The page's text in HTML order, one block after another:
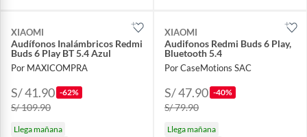
XIAOMI
Audífonos Inalámbricos Redmi
Buds 6 Play BT 5.4 Azul
Por MAXICOMPRA
S/ 41.90 -62%
S/ 109.90
Llega mañana
XIAOMI
Audifonos Redmi Buds 6 Play,
Bluetooth 5.4
Por CaseMotions SAC
S/ 47.90 -40%
S/ 79.90
Llega mañana